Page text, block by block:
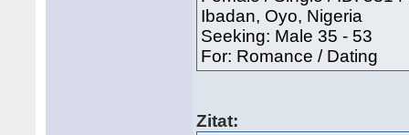
Ibadan, Oyo, Nigeria
Seeking: Male 35 - 53
For: Romance / Dating
Zitat: